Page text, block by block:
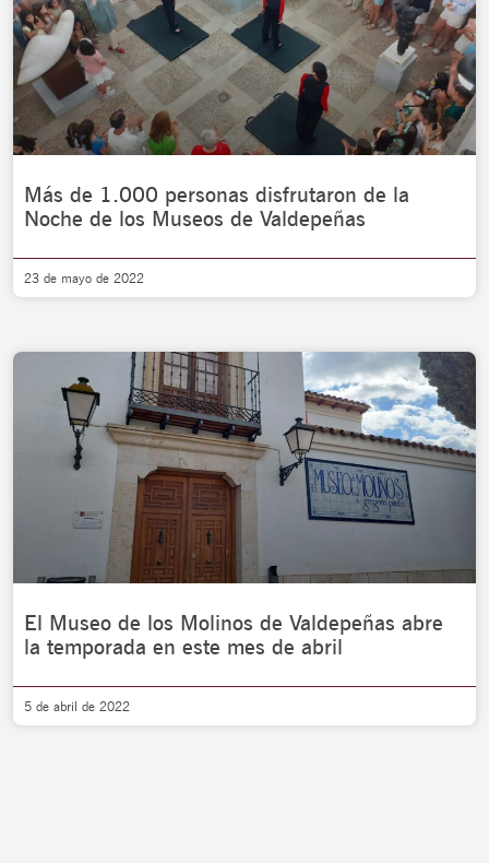
Más de 1.000 personas disfrutaron de la
Noche de los Museos de Valdepeñas
23 de mayo de 2022
El Museo de los Molinos de Valdepeñas abre
la temporada en este mes de abril
5 de abril de 2022